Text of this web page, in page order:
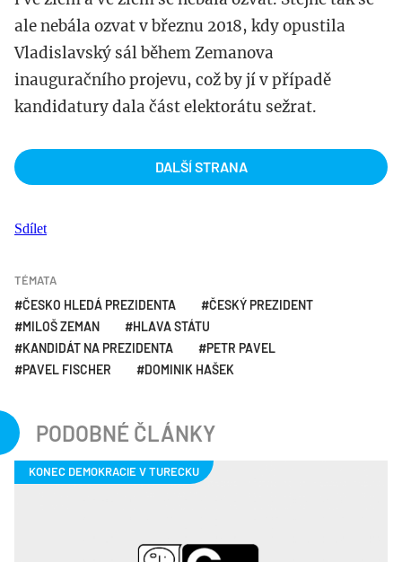
ale nebála ozvat v březnu 2018, kdy opustila
Vladislavský sál během Zemanova
inauguračního projevu, což by jí v případě
kandidatury dala část elektorátu sežrat.
DALŠÍ STRANA
Sdílet
TÉMATA
ČESKO HLEDÁ PREZIDENTA
ČESKÝ PREZIDENT
MILOŠ ZEMAN
HLAVA STÁTU
KANDIDÁT NA PREZIDENTA
PETR PAVEL
PAVEL FISCHER
DOMINIK HAŠEK
PODOBNÉ ČLÁNKY